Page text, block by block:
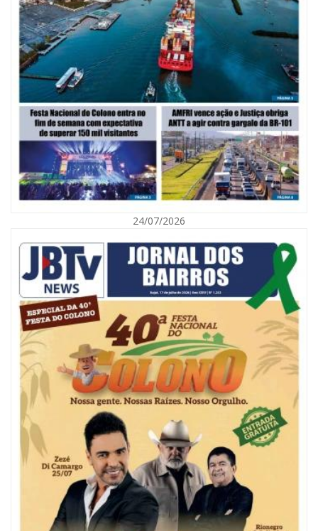
08/08/2026 | 07:00
Saúde de BC abre inscrições para Oficina Regional de Qualidade em
Vigilância Sanitária
PENHA
08/08/2026 | 07:00
Reservatórios de Penha são higienizados com ajuda de mergulhadores e
sem interrupção no abastecimento
24/07/2026